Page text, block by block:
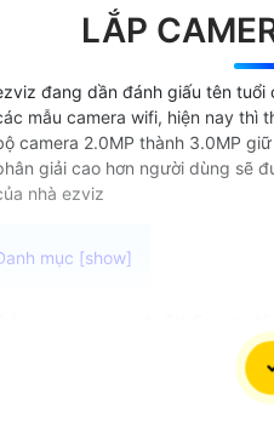
LẮP
đang dần đánh giấu tên tuổi
mẫu camera wifi, hiện nay thì
camera 2.0MP thành 3.0MP
giải cao hơn người dùng sẽ
nhà ezviz
là sự lựa chọn hoàn hảo
pháp an ninh thông minh
ảnh chất lượng, bạn sẽ